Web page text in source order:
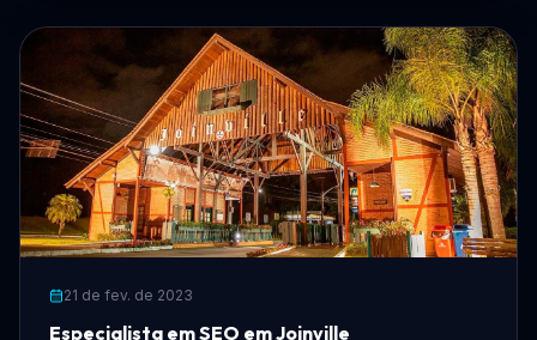
21 de fev. de 2023
Especialista em SEO em Joinville